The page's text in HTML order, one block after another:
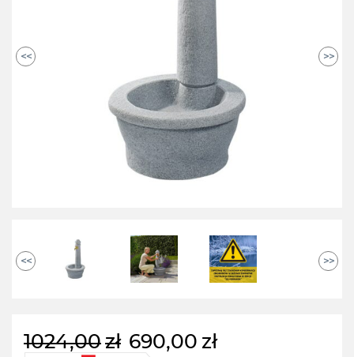
<< >>
<< >>
1024,00 zł 690,00 zł